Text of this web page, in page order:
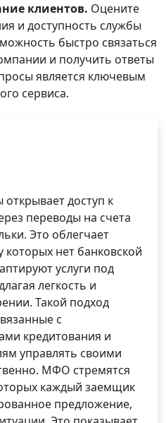
клиентов. Оцените
и доступность службы
быстро связаться
и получить ответы
является ключевым
сервиса.
доступ к
переводы на счета
Это облегчает
которых нет банковской
услуги под
легкость и
Такой подход
с
кредитования и
управлять своими
МФО стремятся
каждый заемщик
предложение,